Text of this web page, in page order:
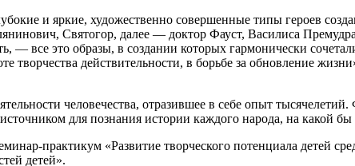
и яркие, художественно совершенные типы героев
Святогор, далее — доктор Фауст, Василиса
все это образы, в создании которых гармонически
творчества действительности, в борьбе за обновление
человечества, отразившее в себе опыт
для познания истории каждого народа, на какой
практикум «Развитие творческого потенциала детей
детей».